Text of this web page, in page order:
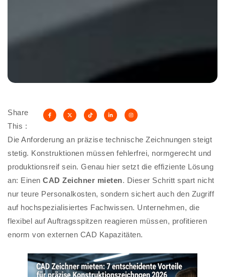
Share
This :
Die Anforderung an präzise technische Zeichnungen steigt
stetig. Konstruktionen müssen fehlerfrei, normgerecht und
produktionsreif sein. Genau hier setzt die effiziente Lösung
an: Einen CAD Zeichner mieten. Dieser Schritt spart nicht
nur teure Personalkosten, sondern sichert auch den Zugriff
auf hochspezialisiertes Fachwissen. Unternehmen, die
flexibel auf Auftragsspitzen reagieren müssen, profitieren
enorm von externen CAD Kapazitäten.